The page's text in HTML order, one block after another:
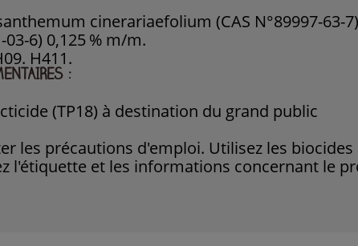
cinerariaefolium (CAS N°89997-63-
03-6) 0,125 % m/m.
H411.
:
(TP18) à destination du grand public
les précautions d'emploi. Utilisez les
l'étiquette et les informations concernant le